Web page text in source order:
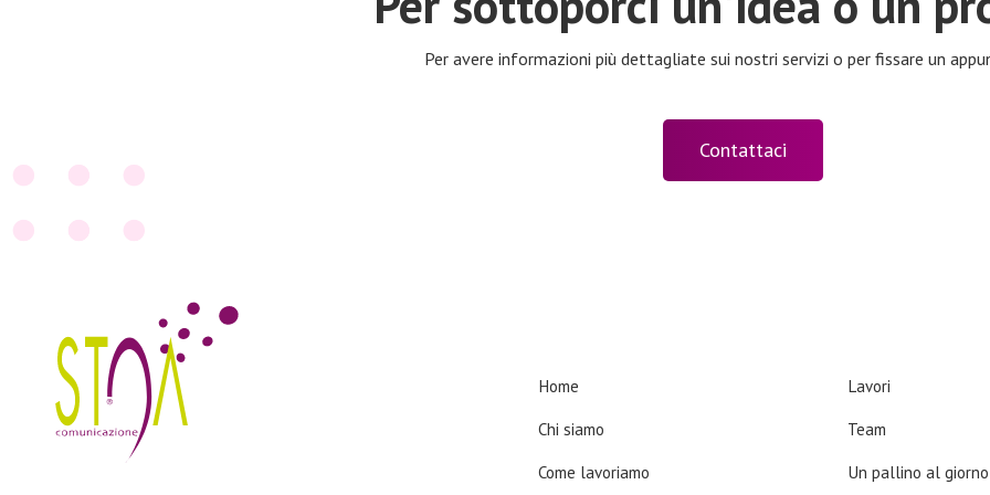
Per avere informazioni più dettagliate sui nostri servizi o per fissare un
Contattaci
Company
Home
Chi siamo
Come lavoriamo
Products
Lavori
Team
Un pallino al giorno